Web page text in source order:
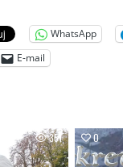
WhatsApp
E-mail
351 0